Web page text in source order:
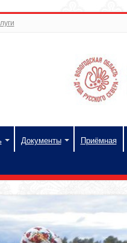
Документы Приёмная